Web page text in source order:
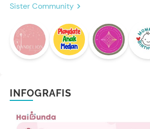
Sister Community
INFOGRAFIS